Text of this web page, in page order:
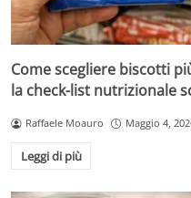
Come scegliere biscotti
la check-list nutrizionale
Raffaele Moauro Maggio 4,
Leggi di più